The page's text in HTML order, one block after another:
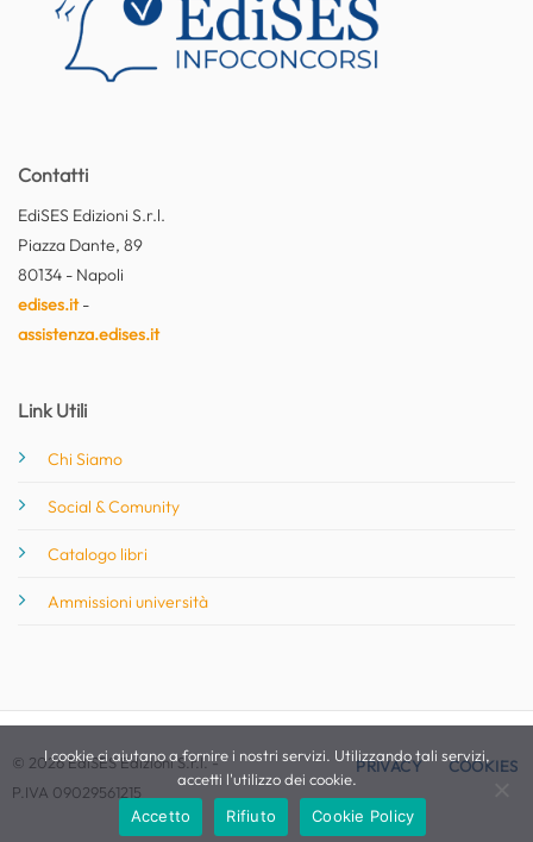
Contatti
EdiSES Edizioni S.r.l.
Piazza Dante, 89
80134 - Napoli
edises.it-
assistenza.edises.it
Link Utili
Chi Siamo
Social & Comunity
Catalogo libri
Ammissioni università
© 2026 EdiSES Edizioni S.r.l. -
P.IVA 09029561215
PRIVACY COOKIES
I cookie ci aiutano a fornire i nostri servizi. Utilizzando tali servizi,
accetti l'utilizzo dei cookie.
Accetto
Rifiuto Cookie Policy